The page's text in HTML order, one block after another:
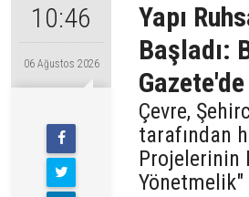
10:46
06 Ağustos 2026
Yapı
Başladı:
Gazete'de
Çevre,
tarafından
Projelerinin
Yönetmelik"